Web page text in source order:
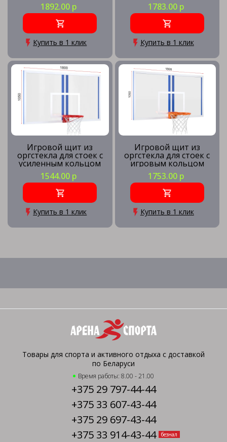
1892.00 р
Купить в 1 клик
1783.00 р
Купить в 1 клик
Игровой щит из
оргстекла для стоек с
усиленным кольцом
1544.00 р
Купить в 1 клик
Игровой щит из
оргстекла для стоек с
игровым кольцом
1753.00 р
Купить в 1 клик
Товары для спорта и активного отдыха с доставкой
по Беларуси
Время работы: 8.00 - 21.00
+375 29 797-44-44
+375 33 607-43-44
+375 29 697-43-44
+375 33 914-43-44
безнал